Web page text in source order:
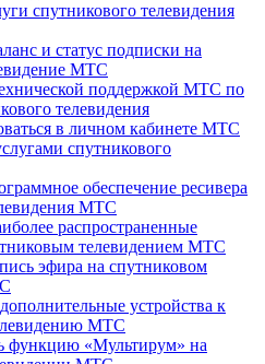
спутникового телевидения
и статус подписки на
МТС
поддержкой МТС по
телевидения
в личном кабинете МТС
спутникового
обеспечение ресивера
МТС
распространенные
телевидением МТС
эфира на спутниковом
устройства к
МТС
функцию «Мультирум» на